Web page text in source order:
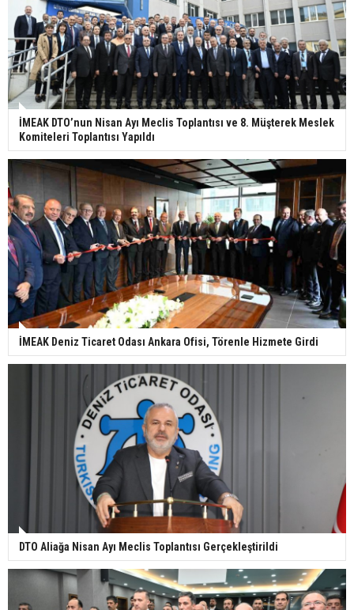
İMEAK DTO’nun Nisan Ayı Meclis Toplantısı ve 8. Müşterek Meslek
Komiteleri Toplantısı Yapıldı
İMEAK Deniz Ticaret Odası Ankara Ofisi, Törenle Hizmete Girdi
DTO Aliağa Nisan Ayı Meclis Toplantısı Gerçekleştirildi